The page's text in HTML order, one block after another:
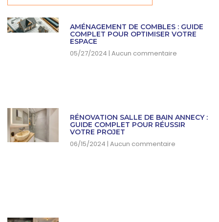
AMÉNAGEMENT DE COMBLES : GUIDE
COMPLET POUR OPTIMISER VOTRE
ESPACE
05/27/2024 Aucun commentaire
RÉNOVATION SALLE DE BAIN ANNECY :
GUIDE COMPLET POUR RÉUSSIR
VOTRE PROJET
06/15/2024 Aucun commentaire